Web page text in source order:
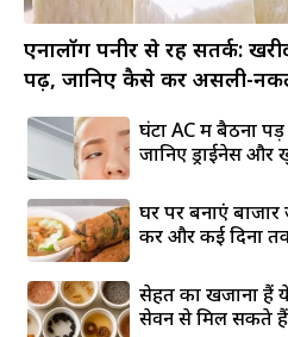
एनालॉग पनीर से रहें सतर्क:
पढ़ें, जानिए कैसे करें असली-
घंटों AC में बैठना
जानिए ड्राईनेस
घर पर बनाएं
करें और कई दिनों
सेहत का खजाना हैं ये
सेवन से मिल सकते